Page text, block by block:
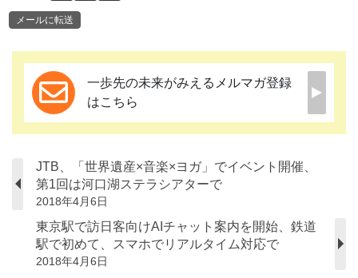
メールに転送
一歩先の未来がみえるメルマガ登録
はこちら
JTB、「世界遺産×音楽×ヨガ」でイベント開催、
第1回は河口湖ステラシアターで
2018年4月6日
東京駅で訪日客向けAIチャット案内を開始、鉄道
駅で初めて、スマホでリアルタイム対応で
2018年4月6日